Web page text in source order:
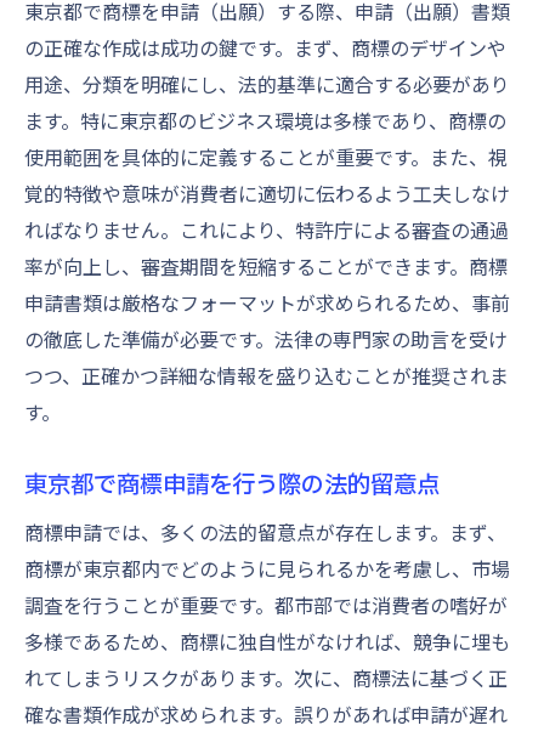
東京都で商標を申請（出願）する際、申請（出願）書類
の正確な作成は成功の鍵です。まず、商標のデザインや
用途、分類を明確にし、法的基準に適合する必要があり
ます。特に東京都のビジネス環境は多様であり、商標の
使用範囲を具体的に定義することが重要です。また、視
覚的特徴や意味が消費者に適切に伝わるよう工夫しなけ
ればなりません。これにより、特許庁による審査の通過
率が向上し、審査期間を短縮することができます。商標
申請書類は厳格なフォーマットが求められるため、事前
の徹底した準備が必要です。法律の専門家の助言を受け
つつ、正確かつ詳細な情報を盛り込むことが推奨されま
す。
東京都で商標申請を行う際の法的留意点
商標申請では、多くの法的留意点が存在します。まず、
商標が東京都内でどのように見られるかを考慮し、市場
調査を行うことが重要です。都市部では消費者の嗜好が
多様であるため、商標に独自性がなければ、競争に埋も
れてしまうリスクがあります。次に、商標法に基づく正
確な書類作成が求められます。誤りがあれば申請が遅れ